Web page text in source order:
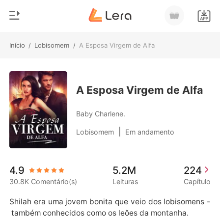
Início / Lobisomem / A Esposa Virgem de Alfa
Loja
Histórico
Sair
Baixar App
Gênero
Moderno
Lobisomem
Contos
Bilionários
A Esposa Virgem de Alfa
Baby Charlene.
Lobisomem Em andamento
4.9
30.8K Comentário(s)
5.2M
Leituras
224
Capítulo
Shilah era uma jovem bonita que veio dos lobisomens -
também conhecidos como os leões da montanha.